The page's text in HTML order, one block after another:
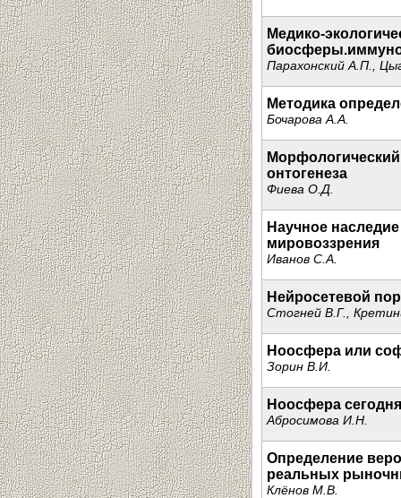
Медико-
Парахонский А.П.,
Методика
Бочарова А.А.
онтогенеза
Фиева О.Д.
Научное
мировоззрения
Иванов С.А.
Нейросетевой
Стогней В.Г.,
Ноосфера или
Зорин В.И.
Ноосфера
Абросимова И.Н.
Определение
реальных
Клёнов М.В.